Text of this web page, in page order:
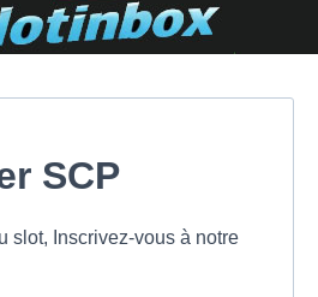
SCP
slot, Inscrivez-vous à notre